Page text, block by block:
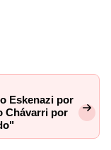
Eskenazi por
Chávarri por